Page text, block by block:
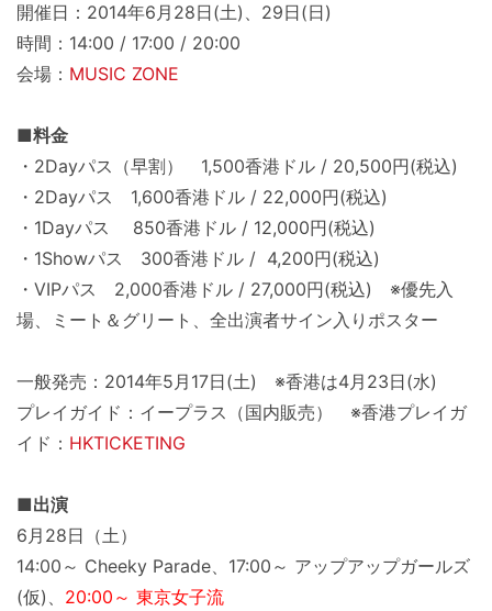
開催日：2014年6月28日(土)、29日(日)
時間：14:00 / 17:00 / 20:00
会場： MUSIC ZONE
■料金
・2Dayパス（早割） 1,500香港ドル / 20,500円(税込)
・2Dayパス 1,600香港ドル / 22,000円(税込)
・1Dayパス 850香港ドル / 12,000円(税込)
・1Showパス 300香港ドル / 4,200円(税込)
・VIPパス 2,000香港ドル / 27,000円(税込) ※優先入
場、ミート＆グリート、全出演者サイン入りポスター
一般発売：2014年5月17日(土) ※香港は4月23日(水)
プレイガイド：イープラス（国内販売） ※香港プレイガ
イド： HKTICKETING
■出演
6月28日（土）
14:00～ Cheeky Parade、17:00～ アップアップガールズ
(仮)、 20:00～ 東京女子流